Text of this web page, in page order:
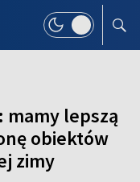
mamy lepszą
obiektów
zimy